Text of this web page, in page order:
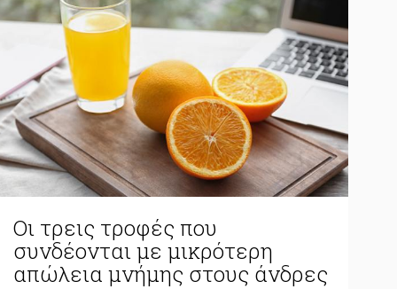
Οι τρεις τροφές που
συνδέονται με μικρότερη
απώλεια μνήμης στους άνδρες